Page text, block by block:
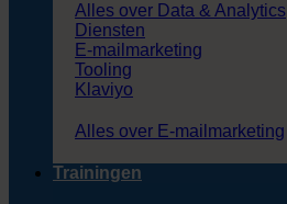
Alles over Data & Analytics
Diensten
E-mailmarketing
Tooling
Klaviyo
Alles over E-mailmarketing
Trainingen